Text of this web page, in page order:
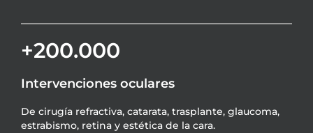
+200.000
Intervenciones oculares
De cirugía refractiva, catarata, trasplante, glaucoma,
estrabismo, retina y estética de la cara.